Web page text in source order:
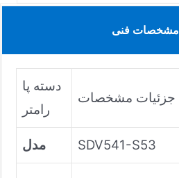
مشخصات فنی
دسته پا
رامتر
جزئیات مشخصات
مدل SDV541-S53